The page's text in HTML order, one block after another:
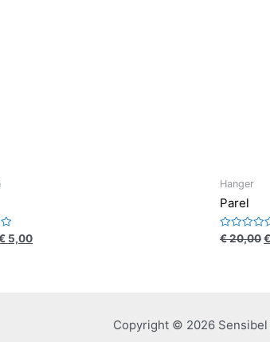
5,00
Hanger
Parel
Waardering
€20,00€
Copyright © 2026 Sensibel